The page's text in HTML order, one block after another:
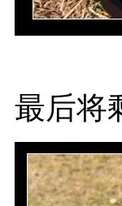
最后将